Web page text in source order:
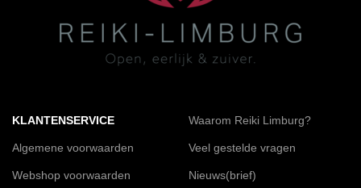
KLANTENSERVICE
Algemene voorwaarden
Webshop voorwaarden
Waarom Reiki Limburg?
Veel gestelde vragen
Nieuws(brief)